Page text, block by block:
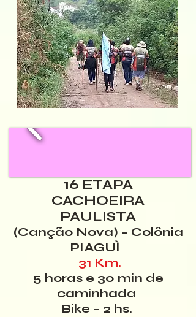
16 ETAPA
CACHOEIRA
PAULISTA
(Canção Nova) - Colônia
PIAGUÌ
31 Km.
5 horas e 30 min de
caminhada
Bike - 2 hs.